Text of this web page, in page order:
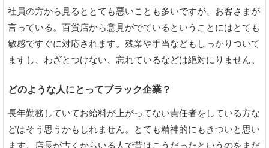
社員の方から見るととても悪いことも多いですが、お客さまが
言っている。百貨店から意見がでているということにはとても
敏感ですぐに対応されます。残業や手当などもしっかりついて
ますし、わざとつけない、忘れているなどは絶対にりません。
どのような人にとってブラック企業？
長年勤務していてお給料が上がってない責任者をしている方な
どはそう思うかもしれません。とても精神的にもきついと思い
ます。店長が古くからいる人で昔はこうだったというのをまだ